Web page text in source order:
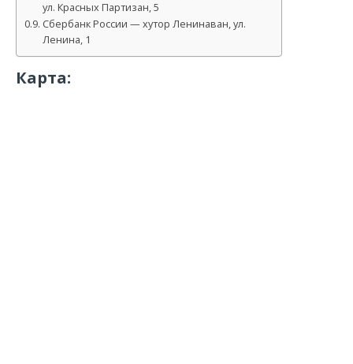
ул. Красных Партизан, 5
Сбербанк России — хутор Ленинаван, ул.
Ленина, 1
Карта: